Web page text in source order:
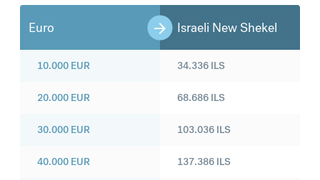
Euro Israeli New Shekel
10.000 EUR
20.000 EUR
30.000 EUR
40.000 EUR
34.336 ILS
68.686 ILS
103.036 ILS
137.386 ILS